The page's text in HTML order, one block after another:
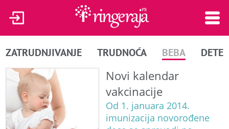
ZATRUDNJIVANJE TRUDNOĆA BEBA DETE
Novi kalendar
vakcinacije
Od 1. januara 2014.
imunizacija novorođene